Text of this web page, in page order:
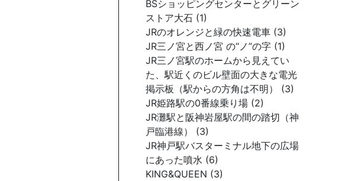
BSショッピングセンターとグリーン
ストア大石 (1)
JRのオレンジと緑の快速電車 (3)
JR三ノ宮と西ノ宮 の“ノ”の字 (1)
JR三ノ宮駅のホームから見えてい
た、駅近くのビル壁面の大きな電光
掲示板（駅からの方角は不明） (3)
JR姫路駅の0番線乗り場 (2)
JR灘駅と阪神岩屋駅の間の踏切（神
戸臨港線） (3)
JR神戸駅バスターミナル地下の広場
にあった噴水 (6)
KING&QUEEN (3)